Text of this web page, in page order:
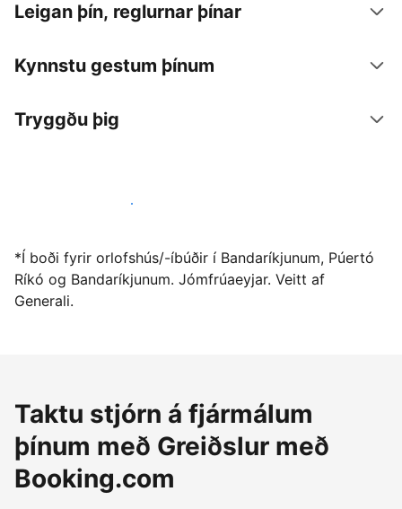
Leigan þín, reglurnar þínar
Kynnstu gestum þínum
Tryggðu þig
Vertu gestgjafi hjá okkur í dag
*Í boði fyrir orlofshús/-íbúðir í Bandaríkjunum, Púertó
Ríkó og Bandaríkjunum. Jómfrúaeyjar. Veitt af
Generali.
Taktu stjórn á fjármálum
þínum með Greiðslur með
Booking.com